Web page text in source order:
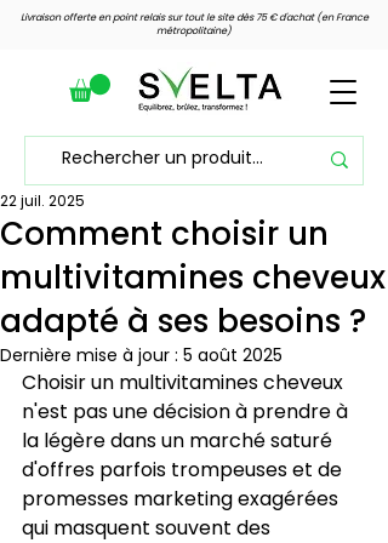
Voir les points
Livraison offerte en point relais sur tout le site dès 75 € d'achat (en France
métropolitaine)
Comment choisir un
multivitamines cheveux
adapté à ses besoins ?
22 juil. 2025
Dernière mise à jour : 5 août 2025
Choisir un multivitamines cheveux
n'est pas une décision à prendre à
la légère dans un marché saturé
d'offres parfois trompeuses et de
promesses marketing exagérées
qui masquent souvent des